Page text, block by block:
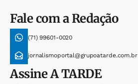
Fale com a Redação
(71) 99601-0020
jornalismoportal@grupoatarde.com.br
AssineA TARDE